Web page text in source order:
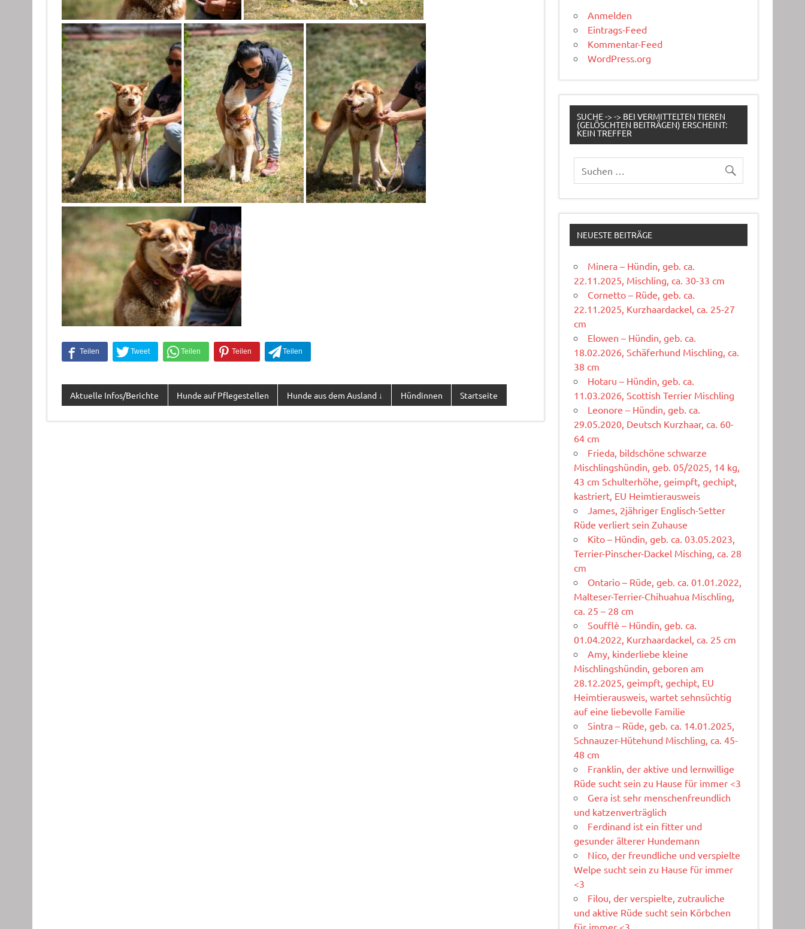
Aktuelle Infos/Berichte Hunde auf Pflegestellen Hunde aus dem Ausland ↓ Hündinnen Startseite
Anmelden
Eintrags-Feed
Kommentar-Feed
WordPress.org
SUCHE -> -> BEI VERMITTELTEN TIEREN
(GELÖSCHTEN BEITRÄGEN) ERSCHEINT:
KEIN TREFFER
NEUESTE BEITRÄGE
Minera – Hündin, geb. ca.
22.11.2025, Mischling, ca. 30-33 cm
Cornetto – Rüde, geb. ca.
22.11.2025, Kurzhaardackel, ca. 25-27
cm
Elowen – Hündin, geb. ca.
18.02.2026, Schäferhund Mischling, ca.
38 cm
Hotaru – Hündin, geb. ca.
11.03.2026, Scottish Terrier Mischling
Leonore – Hündin, geb. ca.
29.05.2020, Deutsch Kurzhaar, ca. 60-
64 cm
Frieda, bildschöne schwarze
Mischlingshündin, geb. 05/2025, 14 kg,
43 cm Schulterhöhe, geimpft, gechipt,
kastriert, EU Heimtierausweis
James, 2jähriger Englisch-Setter
Rüde verliert sein Zuhause
Kito – Hündin, geb. ca. 03.05.2023,
Terrier-Pinscher-Dackel Misching, ca. 28
cm
Ontario – Rüde, geb. ca. 01.01.2022,
Malteser-Terrier-Chihuahua Mischling,
ca. 25 – 28 cm
Soufflè – Hündin, geb. ca.
01.04.2022, Kurzhaardackel, ca. 25 cm
Amy, kinderliebe kleine
Mischlingshündin, geboren am
28.12.2025, geimpft, gechipt, EU
Heimtierausweis, wartet sehnsüchtig
auf eine liebevolle Familie
Sintra – Rüde, geb. ca. 14.01.2025,
Schnauzer-Hütehund Mischling, ca. 45-
48 cm
Franklin, der aktive und lernwillige
Rüde sucht sein zu Hause für immer <3
Gera ist sehr menschenfreundlich
und katzenverträglich
Ferdinand ist ein fitter und
gesunder älterer Hundemann
Nico, der freundliche und verspielte
Welpe sucht sein zu Hause für immer
<3
Filou, der verspielte, zutrauliche
und aktive Rüde sucht sein Körbchen